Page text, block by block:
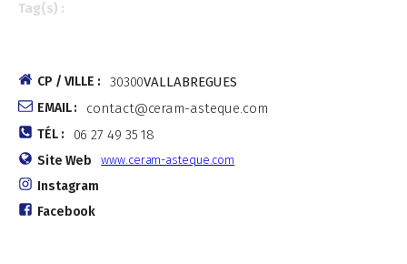
Tag(s) :
CP / VILLE : 30300VALLABREGUES
EMAIL : contact@ceram-asteque.com
TÉL : 06 27 49 35 18
Site Web www.ceram-asteque.com
Instagram
Facebook